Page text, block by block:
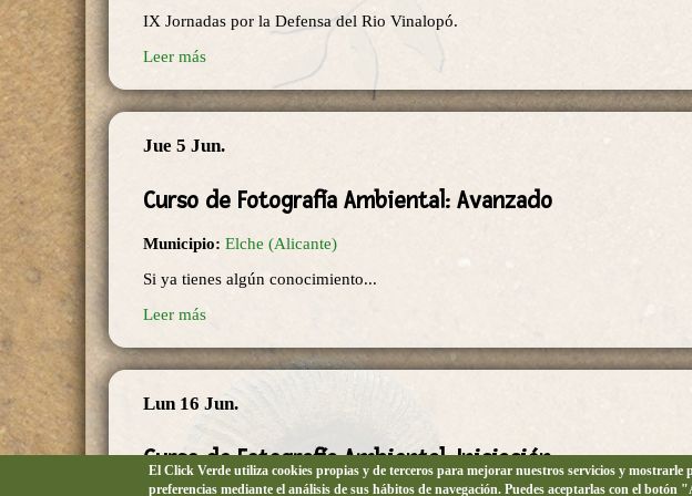
IX Jornadas por la Defensa del Rio Vinalopó.
Leer más
Jue 5 Jun.
Curso de Fotografía Ambiental: Avanzado
Municipio: Elche (Alicante)
Si ya tienes algún conocimiento...
Leer más
Lun 16 Jun.
Curso de Fotografía Ambiental: Iniciación
El Click Verde utiliza cookies propias y de terceros para mejorar nuestros servicios y mostrarle
preferencias mediante el análisis de sus hábitos de navegación. Puedes aceptarlas con el botón